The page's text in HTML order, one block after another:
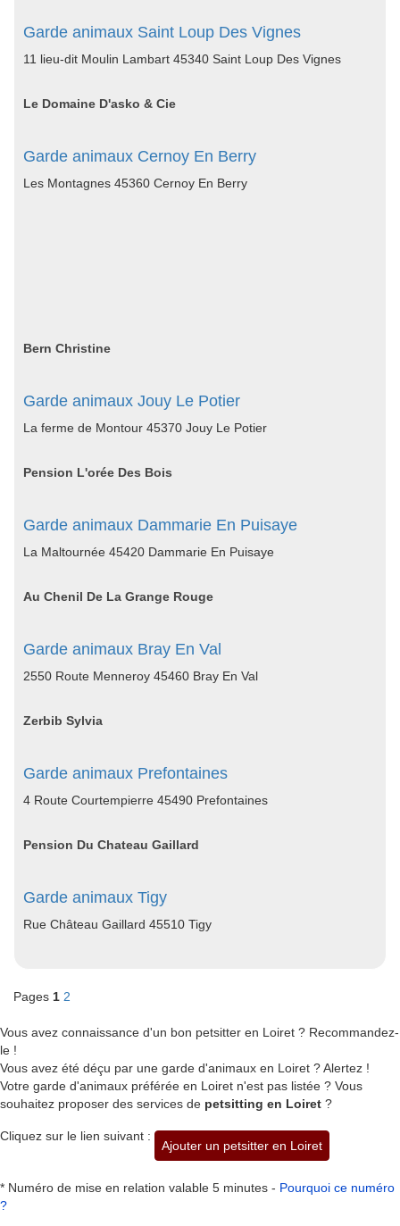
Garde animaux Saint Loup Des Vignes
11 lieu-dit Moulin Lambart 45340 Saint Loup Des Vignes
Le Domaine D'asko & Cie
Garde animaux Cernoy En Berry
Les Montagnes 45360 Cernoy En Berry
Bern Christine
Garde animaux Jouy Le Potier
La ferme de Montour 45370 Jouy Le Potier
Pension L'orée Des Bois
Garde animaux Dammarie En Puisaye
La Maltournée 45420 Dammarie En Puisaye
Au Chenil De La Grange Rouge
Garde animaux Bray En Val
2550 Route Menneroy 45460 Bray En Val
Zerbib Sylvia
Garde animaux Prefontaines
4 Route Courtempierre 45490 Prefontaines
Pension Du Chateau Gaillard
Garde animaux Tigy
Rue Château Gaillard 45510 Tigy
Pages 1 2
Vous avez connaissance d'un bon petsitter en Loiret ? Recommandez-
le !
Vous avez été déçu par une garde d'animaux en Loiret ? Alertez !
Votre garde d'animaux préférée en Loiret n'est pas listée ? Vous
souhaitez proposer des services de petsitting en Loiret ?
Cliquez sur le lien suivant :
Ajouter un petsitter en Loiret
* Numéro de mise en relation valable 5 minutes - Pourquoi ce numéro
?